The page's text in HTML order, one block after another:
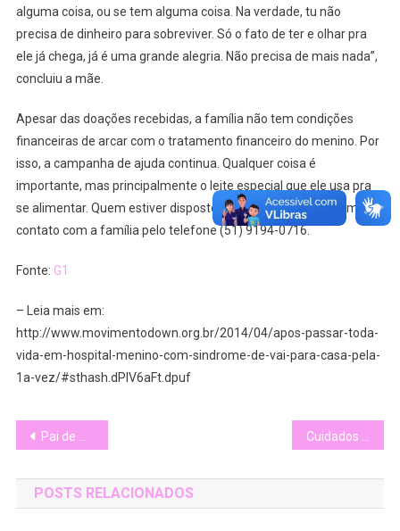
alguma coisa, ou se tem alguma coisa. Na verdade, tu não
precisa de dinheiro para sobreviver. Só o fato de ter e olhar pra
ele já chega, já é uma grande alegria. Não precisa de mais nada”,
concluiu a mãe.
Apesar das doações recebidas, a família não tem condições
financeiras de arcar com o tratamento financeiro do menino. Por
isso, a campanha de ajuda continua. Qualquer coisa é
importante, mas principalmente o leite especial que ele usa pra
se alimentar. Quem estiver disposto a ajudar, pode entrar em
contato com a família pelo telefone (51) 9194-0716.
Fonte: G1
– Leia mais em:
http://www.movimentodown.org.br/2014/04/apos-passar-toda-
vida-em-hospital-menino-com-sindrome-de-vai-para-casa-pela-
1a-vez/#sthash.dPIV6aFt.dpuf
Navegação
de
Post
Pai de São Paulo consegue mediadora para filha com síndrome de Down
POSTS RELACIONADOS